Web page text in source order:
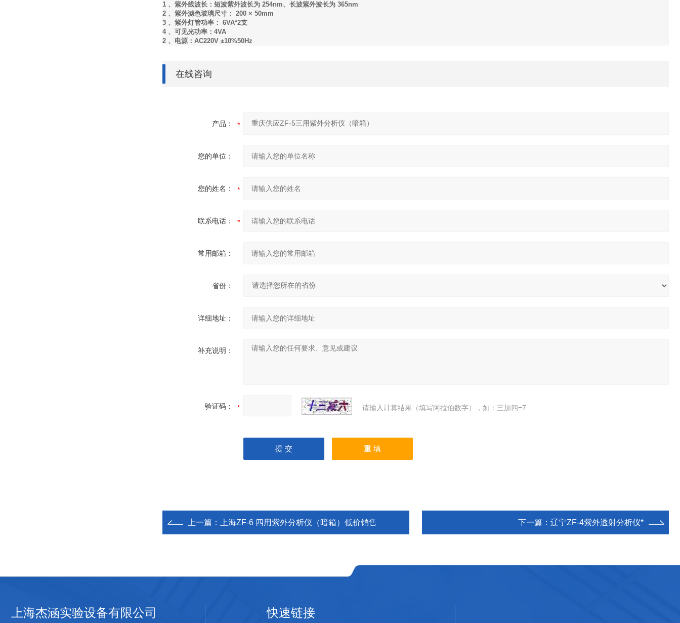
1 、紫外线波长：短波紫外波长为 254nm、长波紫外波长为 365nm
2 、紫外滤色玻璃尺寸： 200 × 50mm
3 、紫外灯管功率： 6VA*2支
4 、可见光功率：4VA
2 、电源：AC220V ±10%50Hz
在线咨询
产品：
您的单位：
您的姓名：
联系电话：
常用邮箱：
省份：
详细地址：
补充说明：
验证码： 请输入计算结果（填写阿拉伯数字），如：三加四=7
上一篇： 上海ZF-6 四用紫外分析仪（暗箱）低价销售 下一篇： 辽宁ZF-4紫外透射分析仪*
上海杰涵实验设备有限公司 快速链接